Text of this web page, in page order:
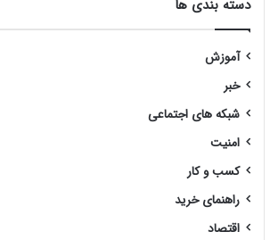
دسته بندی ها
آموزش
خبر
شبکه های اجتماعی
امنیت
کسب و کار
راهنمای خرید
اقتصاد